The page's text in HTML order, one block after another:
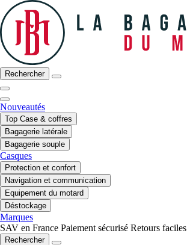
Rechercher
Nouveautés
Top Case & coffres
Bagagerie latérale
Bagagerie souple
Casques
Protection et confort
Navigation et communication
Equipement du motard
Déstockage
Marques
SAV en France Paiement sécurisé Retours faciles
Rechercher